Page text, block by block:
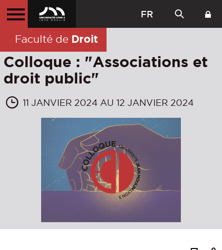
FR
Faculté de Droit
Colloque : "Associations et
droit public"
11 JANVIER 2024 AU 12 JANVIER 2024